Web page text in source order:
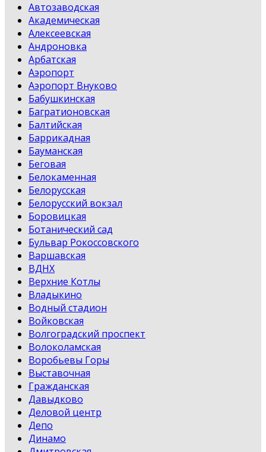
Автозаводская
Академическая
Алексеевская
Андроновка
Арбатская
Аэропорт
Аэропорт Внуково
Бабушкинская
Багратионовская
Балтийская
Баррикадная
Бауманская
Беговая
Белокаменная
Белорусская
Белорусский вокзал
Боровицкая
Ботанический сад
Бульвар Рокоссовского
Варшавская
ВДНХ
Верхние Котлы
Владыкино
Водный стадион
Войковская
Волгоградский проспект
Волоколамская
Воробьевы Горы
Выставочная
Гражданская
Давыдково
Деловой центр
Депо
Динамо